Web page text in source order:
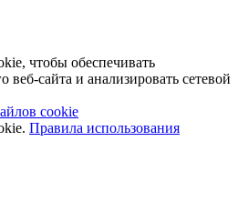
чтобы обеспечивать
сайта и анализировать сетевой
cookie
Правила использования